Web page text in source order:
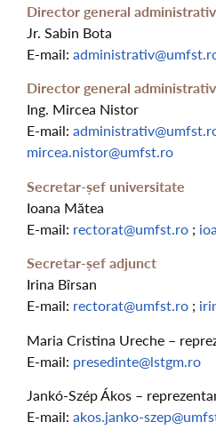
Director general administrativ
Jr. Sabin Bota
E-mail:
Director general
Ing. Mircea Nistor
E-mail:
mircea.nistor@umfst.ro
Secretar-șef universitate
Ioana Mătea
E-mail: rectorat@umfst.ro ;
Secretar-șef adjunct
Irina Bîrsan
E-mail: rectorat@umfst.ro ;
Maria Cristina Ureche –
E-mail: presedinte@lstgm.ro
Jankó-Szép Ákos –
E-mail: akos.janko-